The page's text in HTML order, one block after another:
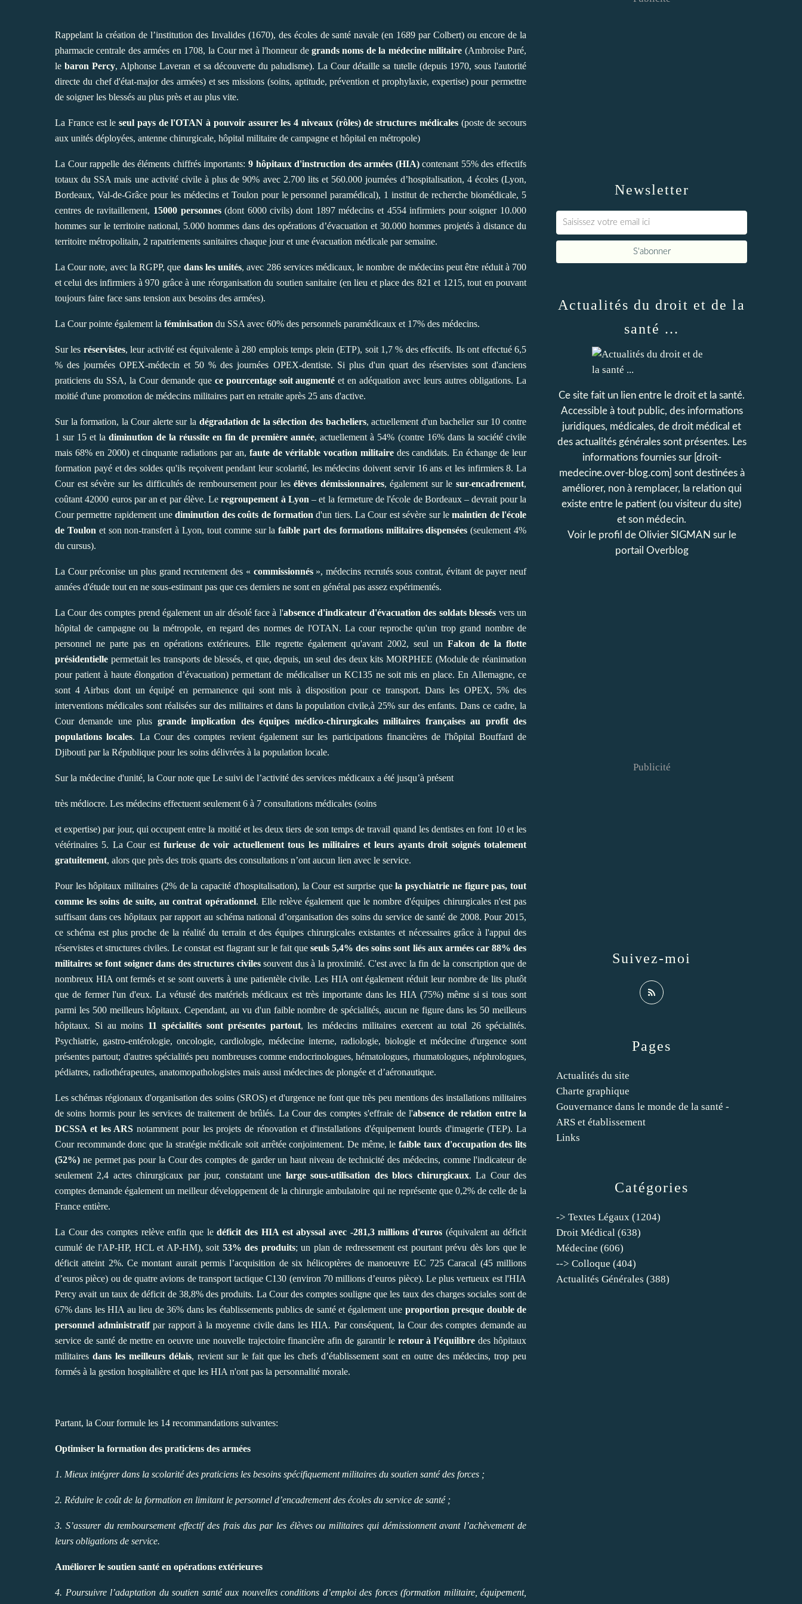
Rappelant la création de l’institution des Invalides (1670), des écoles de santé navale (en 1689 par Colbert) ou encore de la
pharmacie centrale des armées en 1708, la Cour met à l'honneur degrands noms de la médecine militaire (Ambroise Paré,
lebaron Percy, Alphonse Laveran et sa découverte du paludisme). La Cour détaille sa tutelle (depuis 1970, sous l'autorité
directe du chef d'état-major des armées) et ses missions (soins, aptitude, prévention et prophylaxie, expertise) pour permettre
de soigner les blessés au plus près et au plus vite.
La France est le seul pays de l'OTAN à pouvoir assurer les 4 niveaux (rôles) de structures médicales(poste de secours
aux unités déployées, antenne chirurgicale, hôpital militaire de campagne et hôpital en métropole)
La Cour rappelle des éléments chiffrés importants: 9 hôpitaux d'instruction des armées (HIA)contenant 55% des effectifs
totaux du SSA mais une activité civile à plus de 90% avec 2.700 lits et 560.000 journées d’hospitalisation, 4 écoles (Lyon,
Bordeaux, Val-de-Grâce pour les médecins et Toulon pour le personnel paramédical), 1 institut de recherche biomédicale, 5
centres de ravitaillement, 15000 personnes(dont 6000 civils) dont 1897 médecins et 4554 infirmiers pour soigner 10.000
hommes sur le territoire national, 5.000 hommes dans des opérations d’évacuation et 30.000 hommes projetés à distance du
territoire métropolitain, 2 rapatriements sanitaires chaque jour et une évacuation médicale par semaine.
La Cour note, avec la RGPP, que dans les unités, avec 286 services médicaux, le nombre de médecins peut être réduit à 700
et celui des infirmiers à 970 grâce à une réorganisation du soutien sanitaire (en lieu et place des 821 et 1215, tout en pouvant
toujours faire face sans tension aux besoins des armées).
La Cour pointe également la féminisation du SSA avec 60% des personnels paramédicaux et 17% des médecins.
Sur les réservistes, leur activité est équivalente à 280 emplois temps plein (ETP), soit 1,7 % des effectifs. Ils ont effectué 6,5
% des journées OPEX-médecin et 50 % des journées OPEX-dentiste. Si plus d'un quart des réservistes sont d'anciens
praticiens du SSA, la Cour demande que ce pourcentage soit augmenté et en adéquation avec leurs autres obligations. La
moitié d'une promotion de médecins militaires part en retraite après 25 ans d'active.
Sur la formation, la Cour alerte sur la dégradation de la sélection des bacheliers, actuellement d'un bachelier sur 10 contre
1 sur 15 et ladiminution de la réussite en fin de première année, actuellement à 54% (contre 16% dans la société civile
mais 68% en 2000) et cinquante radiations par an,faute de véritable vocation militairedes candidats. En échange de leur
formation payé et des soldes qu'ils reçoivent pendant leur scolarité, les médecins doivent servir 16 ans et les infirmiers 8. La
Cour est sévère sur les difficultés de remboursement pour lesélèves démissionnaires, également sur lesur-encadrement,
coûtant 42000 euros par an et par élève. Leregroupement à Lyon – et la fermeture de l'école de Bordeaux – devrait pour la
Cour permettre rapidement unediminution des coûts de formation d'un tiers. La Cour est sévère sur lemaintien de l'école
de Toulon et son non-transfert à Lyon, tout comme sur lafaible part des formations militaires dispensées (seulement 4%
du cursus).
La Cour préconise un plus grand recrutement des « commissionnés», médecins recrutés sous contrat, évitant de payer neuf
années d'étude tout en ne sous-estimant pas que ces derniers ne sont en général pas assez expérimentés.
La Cour des comptes prend également un air désolé face à l'absence d'indicateur d'évacuation des soldats blessés vers un
hôpital de campagne ou la métropole, en regard des normes de l'OTAN. La cour reproche qu'un trop grand nombre de
personnel ne parte pas en opérations extérieures. Elle regrette également qu'avant 2002, seul un Falcon de la flotte
présidentielle permettait les transports de blessés, et que, depuis, un seul des deux kits MORPHEE (Module de réanimation
pour patient à haute élongation d’évacuation) permettant de médicaliser un KC135 ne soit mis en place. En Allemagne, ce
sont 4 Airbus dont un équipé en permanence qui sont mis à disposition pour ce transport. Dans les OPEX, 5% des
interventions médicales sont réalisées sur des militaires et dans la population civile,à 25% sur des enfants. Dans ce cadre, la
Cour demande une plus grande implication des équipes médico-chirurgicales militaires françaises au profit des
populations locales. La Cour des comptes revient également sur les participations financières de l'hôpital Bouffard de
Djibouti par la République pour les soins délivrées à la population locale.
Sur la médecine d'unité, la Cour note que Le suivi de l’activité des services médicaux a été jusqu’à présent
très médiocre. Les médecins effectuent seulement 6 à 7 consultations médicales (soins
et expertise) par jour, qui occupent entre la moitié et les deux tiers de son temps de travail quand les dentistes en font 10 et les
vétérinaires 5. La Cour estfurieuse de voir actuellement tous les militaires et leurs ayants droit soignés totalement
gratuitement, alors que près des trois quarts des consultations n’ont aucun lien avec le service.
Pour les hôpitaux militaires (2% de la capacité d'hospitalisation), la Cour est surprise quela psychiatrie ne figure pas, tout
comme les soins de suite, au contrat opérationnel. Elle relève également que le nombre d'équipes chirurgicales n'est pas
suffisant dans ces hôpitaux par rapport au schéma national d’organisation des soins du service de santé de 2008. Pour 2015,
ce schéma est plus proche de la réalité du terrain et des équipes chirurgicales existantes et nécessaires grâce à l'appui des
réservistes et structures civiles. Le constat est flagrant sur le fait queseuls 5,4% des soins sont liés aux armées car 88% des
militaires se font soigner dans des structures civilessouvent dus à la proximité. C'est avec la fin de la conscription que de
nombreux HIA ont fermés et se sont ouverts à une patientèle civile. Les HIA ont également réduit leur nombre de lits plutôt
que de fermer l'un d'eux. La vétusté des matériels médicaux est très importante dans les HIA (75%) même si si tous sont
parmi les 500 meilleurs hôpitaux. Cependant, au vu d'un faible nombre de spécialités, aucun ne figure dans les 50 meilleurs
hôpitaux. Si au moins 11 spécialités sont présentes partout, les médecins militaires exercent au total 26 spécialités.
Psychiatrie, gastro-entérologie, oncologie, cardiologie, médecine interne, radiologie, biologie et médecine d'urgence sont
présentes partout; d'autres spécialités peu nombreuses comme endocrinologues, hématologues, rhumatologues, néphrologues,
pédiatres, radiothérapeutes, anatomopathologistes mais aussi médecines de plongée et d’aéronautique.
Les schémas régionaux d'organisation des soins (SROS) et d'urgence ne font que très peu mentions des installations militaires
de soins hormis pour les services de traitement de brûlés. La Cour des comptes s'effraie de l'absence de relation entre la
DCSSA et les ARS notamment pour les projets de rénovation et d'installations d'équipement lourds d'imagerie (TEP). La
Cour recommande donc que la stratégie médicale soit arrêtée conjointement. De même, lefaible taux d'occupation des lits
(52%) ne permet pas pour la Cour des comptes de garder un haut niveau de technicité des médecins, comme l'indicateur de
seulement 2,4 actes chirurgicaux par jour, constatant une large sous-utilisation des blocs chirurgicaux. La Cour des
comptes demande également un meilleur développement de la chirurgie ambulatoire qui ne représente que 0,2% de celle de la
France entière.
La Cour des comptes relève enfin que ledéficit des HIA est abyssal avec -281,3 millions d'euros(équivalent au déficit
cumulé de l'AP-HP, HCL et AP-HM), soit 53% des produits; un plan de redressement est pourtant prévu dès lors que le
déficit atteint 2%. Ce montant aurait permis l’acquisition de six hélicoptères de manoeuvre EC 725 Caracal (45 millions
d’euros pièce) ou de quatre avions de transport tactique C130 (environ 70 millions d’euros pièce). Le plus vertueux est l'HIA
Percy avait un taux de déficit de 38,8% des produits. La Cour des comptes souligne que les taux des charges sociales sont de
67% dans les HIA au lieu de 36% dans les établissements publics de santé et également une proportion presque double de
personnel administratifpar rapport à la moyenne civile dans les HIA. Par conséquent, la Cour des comptes demande au
service de santé de mettre en oeuvre une nouvelle trajectoire financière afin de garantir le retour à l’équilibre des hôpitaux
militaires dans les meilleurs délais, revient sur le fait que les chefs d’établissement sont en outre des médecins, trop peu
formés à la gestion hospitalière et que les HIA n'ont pas la personnalité morale.
Partant, la Cour formule les 14 recommandations suivantes:
Optimiser la formation des praticiens des armées
1. Mieux intégrer dans la scolarité des praticiens les besoins spécifiquement militaires du soutien santé des forces ;
2. Réduire le coût de la formation en limitant le personnel d’encadrement des écoles du service de santé ;
3. S’assurer du remboursement effectif des frais dus par les élèves ou militaires qui démissionnent avant l’achèvement de
leurs obligations de service.
Améliorer le soutien santé en opérations extérieures
4. Poursuivre l’adaptation du soutien santé aux nouvelles conditions d’emploi des forces (formation militaire, équipement,
Newsletter
Catégories
-> Textes Légaux (1204)
Droit Médical (638)
Médecine (606)
--> Colloque (404)
Actualités Générales (388)
Pages
Actualités du site
Charte graphique
Gouvernance dans le monde de la santé -
ARS et établissement
Links
Actualités du droit et de la
santé ...
Ce site fait un lien entre le droit et la santé.
Accessible à tout public, des informations
juridiques, médicales, de droit médical et
des actualités générales sont présentes. Les
informations fournies sur [droit-
medecine.over-blog.com] sont destinées à
améliorer, non à remplacer, la relation qui
existe entre le patient (ou visiteur du site)
et son médecin.
Voir le profil de Olivier SIGMAN sur le
portail Overblog
Suivez-moi
Publicité